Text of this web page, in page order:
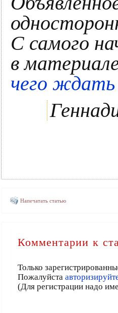
С самого
в
чего
Напечатать статью
Комментарии к
Только
Пожалуйста
(Для регистрации надо